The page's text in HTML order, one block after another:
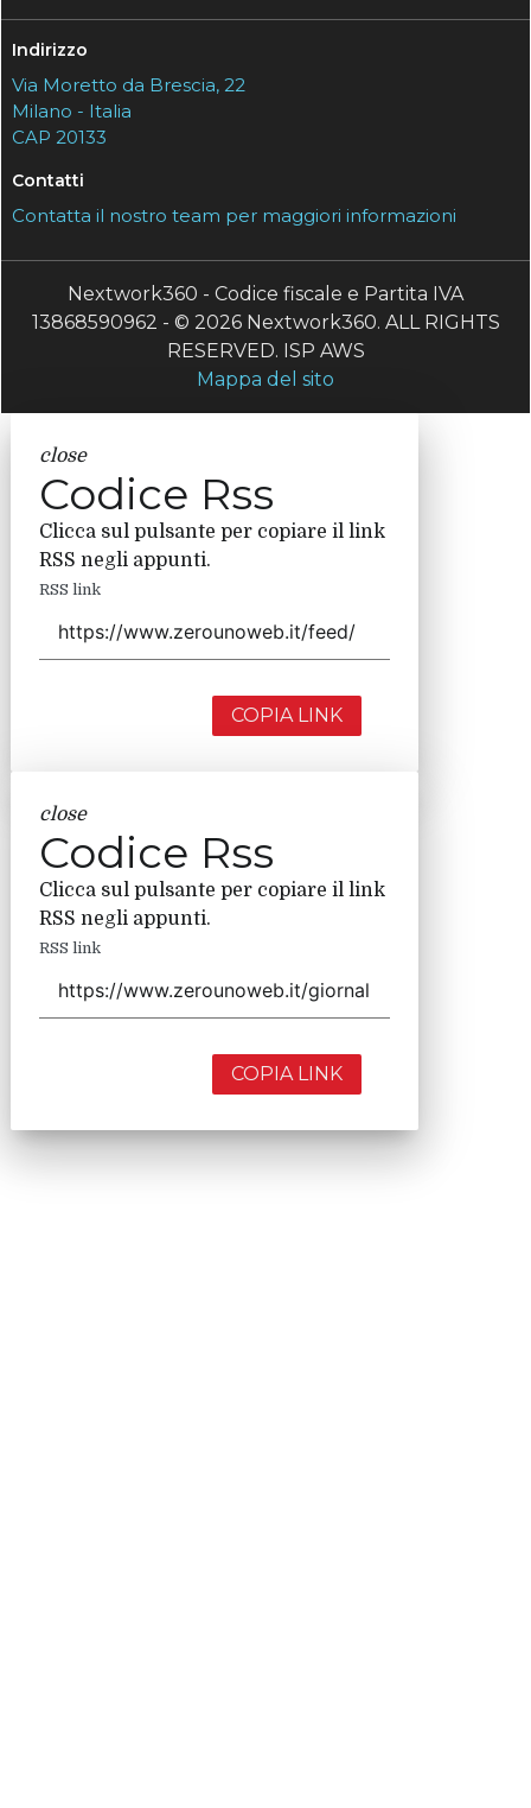
Indirizzo
Via Moretto da Brescia, 22
Milano - Italia
CAP 20133
Contatti
Contatta il nostro team per maggiori informazioni
Nextwork360 - Codice fiscale e Partita IVA
13868590962 - © 2026 Nextwork360. ALL RIGHTS
RESERVED. ISP AWS
Mappa del sito
close
Codice Rss
Clicca sul pulsante per copiare il link
RSS negli appunti.
RSS link
COPIA LINK
close
Codice Rss
Clicca sul pulsante per copiare il link
RSS negli appunti.
RSS link
COPIA LINK